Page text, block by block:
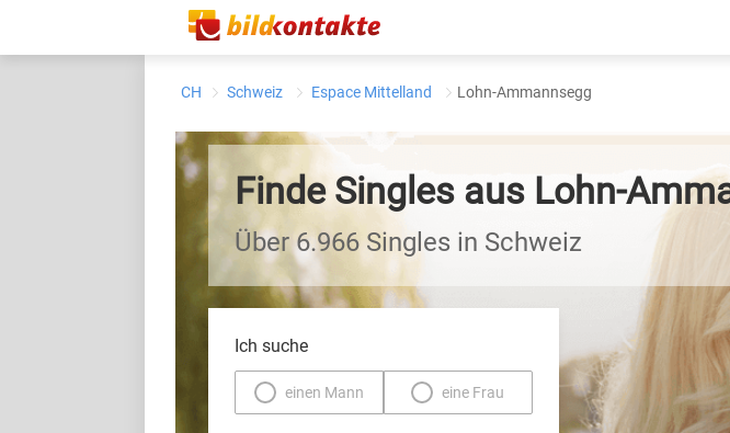
CH Schweiz Espace Mittelland Lohn-Ammannsegg
Finde Singles aus Lohn-
Über 6.966 Singles in Schweiz
Ich suche
einen Mann eine Frau